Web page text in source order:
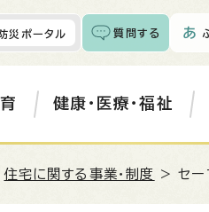
災ポータル 質問する
健康・医療・福祉
住宅に関する事業・制度 > セー